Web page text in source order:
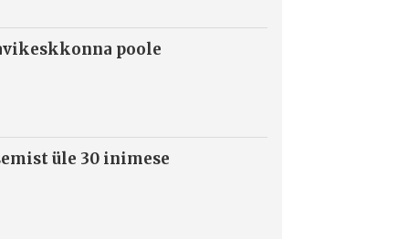
poole
üle 30 inimese